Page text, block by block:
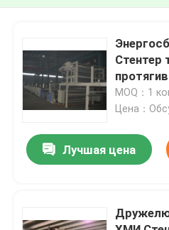
Стентер
тканей
MOQ：1
Цена：
Лучшая цена